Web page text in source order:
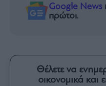
Google News
πρώτοι.
Θέλετε να
οικονομικά και